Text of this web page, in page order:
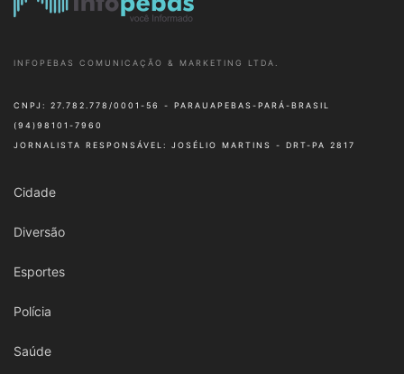
INFOPEBAS COMUNICAÇÃO & MARKETING LTDA.
CNPJ: 27.782.778/0001-56 - PARAUAPEBAS-PARÁ-BRASIL
(94)98101-7960
JORNALISTA RESPONSÁVEL: JOSÉLIO MARTINS - DRT-PA 2817
Cidade
Diversão
Esportes
Polícia
Saúde